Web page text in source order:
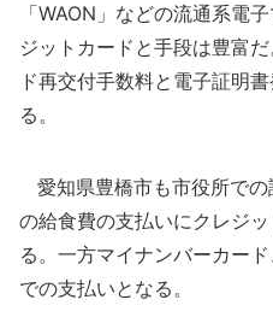
「WAON」などの流通系電
ジットカードと手段は豊富
ド再交付手数料と電子証明
る。
愛知県豊橋市も市役所で
の給食費の支払いにクレジ
る。一方マイナンバーカー
での支払いとなる。